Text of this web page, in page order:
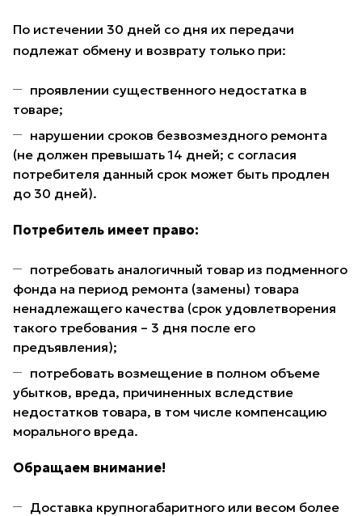
По истечении 30 дней со дня их передачи
подлежат обмену и возврату только при:
проявлении существенного недостатка в
товаре;
нарушении сроков безвозмездного ремонта
(не должен превышать 14 дней; с согласия
потребителя данный срок может быть продлен
до 30 дней).
Потребитель имеет право:
потребовать аналогичный товар из подменного
фонда на период ремонта (замены) товара
ненадлежащего качества (срок удовлетворения
такого требования – 3 дня после его
предъявления);
потребовать возмещение в полном объеме
убытков, вреда, причиненных вследствие
недостатков товара, в том числе компенсацию
морального вреда.
Обращаем внимание!
Доставка крупногабаритного или весом более